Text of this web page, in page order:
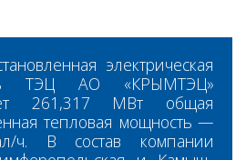
электрическая
ТЭЦ АО «КРЫМТЭЦ»
261,317 МВт общая
тепловая мощность —
ч. В состав компании